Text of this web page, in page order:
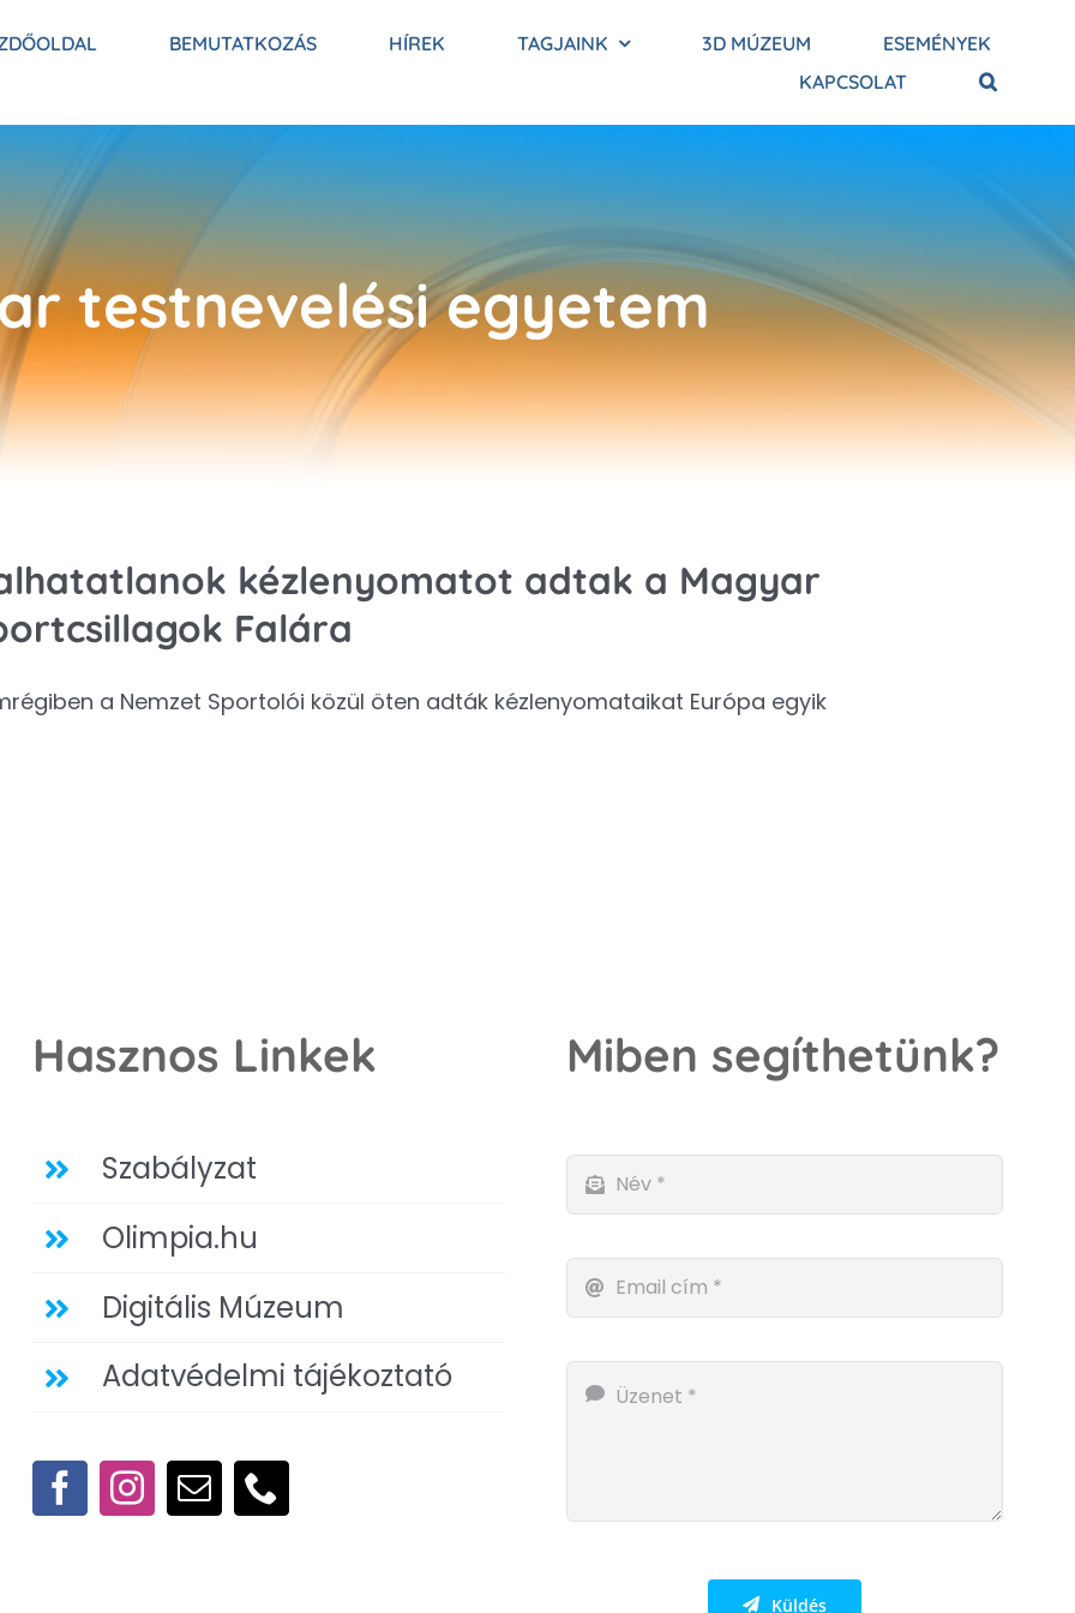
BEMUTATKOZÁS HÍREK TAGJAINK 3D MÚZEUM
ESEMÉNYEK
KAPCSOLAT
testnevelési egyetem
kézlenyomatot adtak a Magyar
Falára
a Nemzet Sportolói közül öten adták kézlenyomataikat Európa egyik
Hasznos Linkek
Szabályzat
Olimpia.hu
Digitális Múzeum
Adatvédelmi tájékoztató
Miben segíthetünk?
Küldés